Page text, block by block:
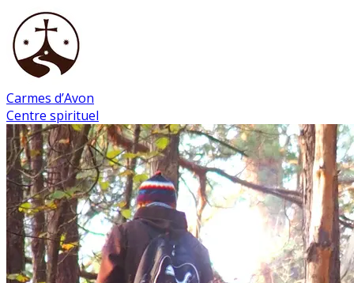
Carmes d’Avon
Centre spirituel